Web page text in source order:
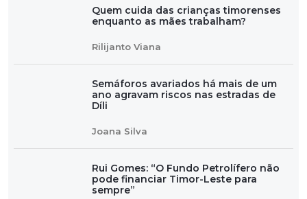
Quem cuida das crianças timorenses
enquanto as mães trabalham?
Rilijanto Viana
Semáforos avariados há mais de um
ano agravam riscos nas estradas de
Díli
Joana Silva
Rui Gomes: “O Fundo Petrolífero não
pode financiar Timor-Leste para
sempre”